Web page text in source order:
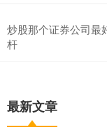
炒股那个证券公司最
杆
最新文章